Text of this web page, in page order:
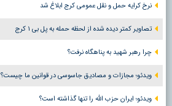
نرخ کرایه حمل و نقل عمومی کرج ابلاغ شد
تصاویر کمتر دیده شده از لحظه حمله به پل بی ۱ کرج
چرا رهبر شهید به پناهگاه نرفت؟
ویدئو؛ مجازات و مصادیق جاسوسی در قوانین ما چیست؟
ویدئو؛ ایران حزب الله را تنها گذاشته است؟